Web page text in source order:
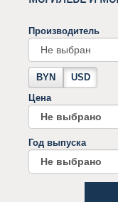
Производитель
BYN
USD
Цена
Год выпуска